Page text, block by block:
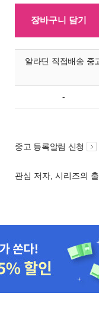
장바구니 담기
알라딘 직접배송 중
-
중고 등록알림 신청
관심 저자, 시리즈의